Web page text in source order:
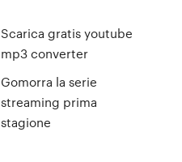
Scarica gratis youtube
mp3 converter
Gomorra la serie
streaming prima
stagione